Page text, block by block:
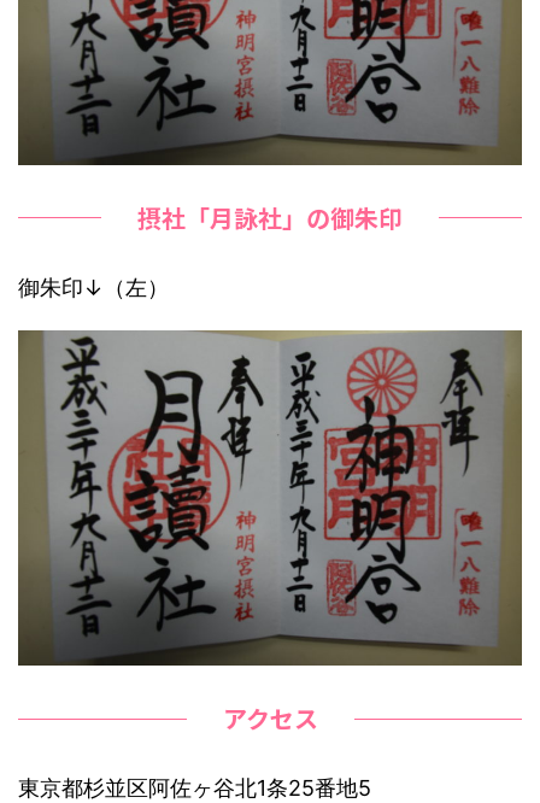
摂社「月詠社」の御朱印
御朱印↓（左）
アクセス
東京都杉並区阿佐ヶ谷北1条25番地5